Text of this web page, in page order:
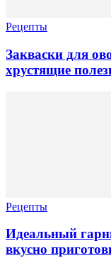
Рецепты
Закваски для
хрустящие
Рецепты
Идеальный
вкусно